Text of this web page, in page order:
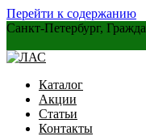
Перейти к содержанию
Санкт-Петербург,
Каталог
Акции
Статьи
Контакты